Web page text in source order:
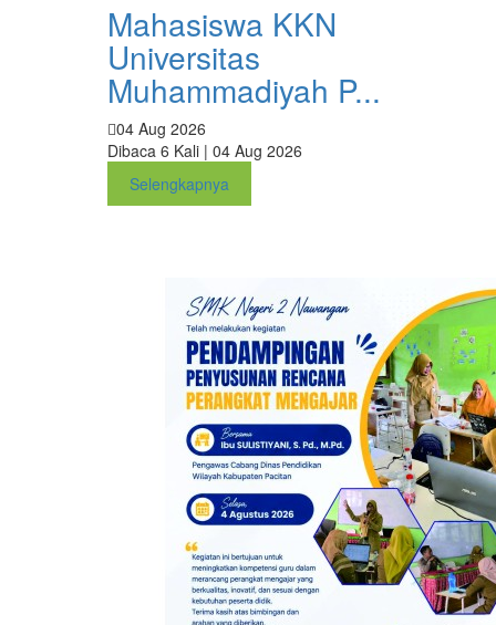
Mahasiswa KKN
Universitas
Muhammadiyah P...
04 Aug 2026
Dibaca 6 Kali | 04 Aug 2026
Selengkapnya